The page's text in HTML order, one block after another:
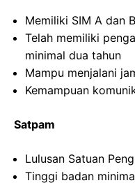
Memiliki SIM A dan
Telah memiliki
minimal dua tahun
Mampu menjalani
Kemampuan
Satpam
Lulusan Satuan
Tinggi badan